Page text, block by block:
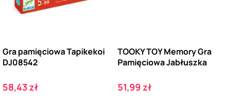
Gra pamięciowa Tapikekoi
DJ08542
Cena
58,43 zł
TOOKY TOY Memory Gra
Pamięciowa Jabłuszka
Cena
51,99 zł